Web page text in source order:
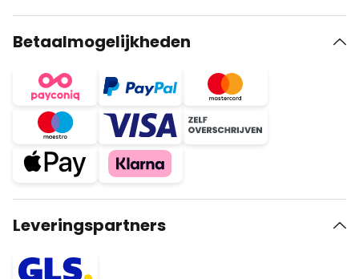
Betaalmogelijkheden
Leveringspartners